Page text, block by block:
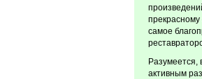
самое
Разумеется,
активным